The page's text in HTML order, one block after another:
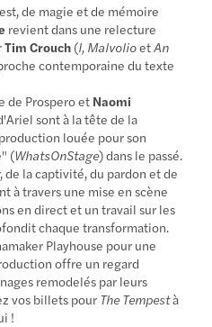
de magie et de mémoire
revient dans une relecture
Tim Crouch (I, MalvolioetAn
contemporaine du texte
de Prospero et Naomi
sont à la tête de la
louée pour son
(WhatsOnStage) dans le passé.
de la captivité, du pardon et de
à travers une mise en scène
en direct et un travail sur les
chaque transformation.
Playhouse pour une
offre un regard
remodelés par leurs
vos billets pour The Tempestà
!